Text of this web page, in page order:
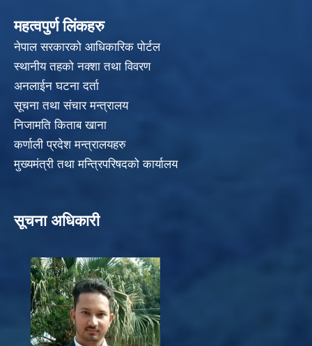
महत्वपुर्ण लिंकहरु
नेपाल सरकारको आधिकारिक पोर्टल
स्थानीय तहको नक्शा तथा विवरण
अनलाईन घटना दर्ता
सूचना तथा संचार मन्त्रालय
निजामति किताब खाना
कर्णाली प्रदेश मन्त्रालयहरु
मुख्यमंत्री तथा मन्त्रिपरिषदको कार्यालय
सूचना अधिकारी